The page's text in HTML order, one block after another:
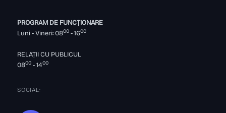
PROGRAM DE FUNCȚIONARE
Luni - Vineri: 0800 - 1600
RELAȚII CU PUBLICUL
0800 - 1400
SOCIAL: